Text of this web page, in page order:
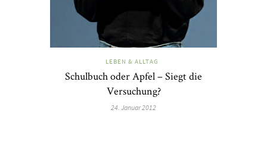
LEBEN & ALLTAG
Schulbuch oder Apfel – Siegt die
Versuchung?
24. Januar 2012